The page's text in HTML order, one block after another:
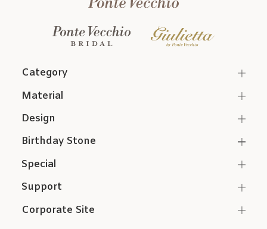
Category
Support
Corporate Site
Material
Design
Birthday Stone
Special